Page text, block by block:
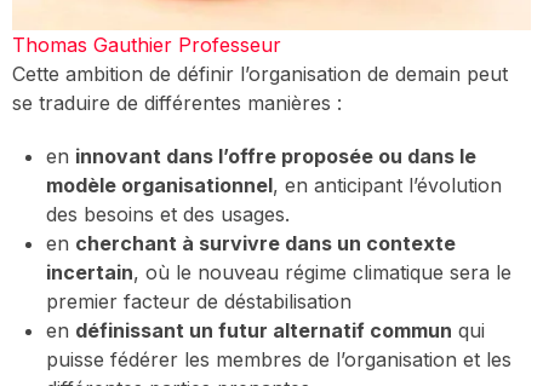
Thomas Gauthier Professeur
Cette ambition de définir l’organisation de demain peut
se traduire de différentes manières :
en innovant dans l’offre proposée ou dans le
modèle organisationnel, en anticipant l’évolution
des besoins et des usages.
en cherchant à survivre dans un contexte
incertain, où le nouveau régime climatique sera le
premier facteur de déstabilisation
en définissant un futur alternatif commun qui
puisse fédérer les membres de l’organisation et les